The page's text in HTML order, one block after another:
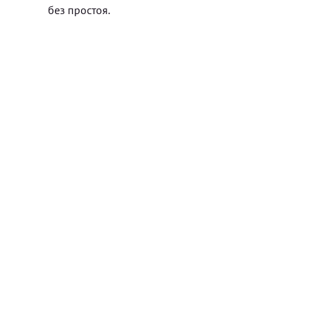
без простоя.